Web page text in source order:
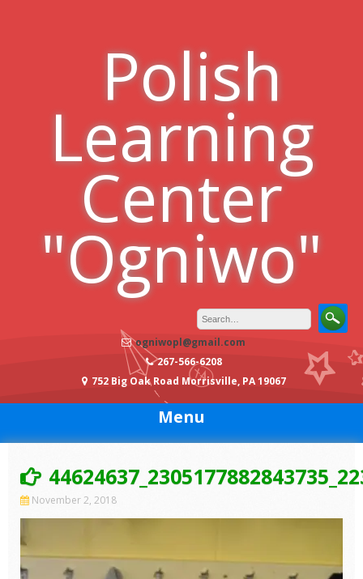
Polish
Learning
Center
"Ogniwo"
ogniwopl@gmail.com
267-566-6208
752 Big Oak Road Morrisville, PA 19067
Menu
November 2, 2018